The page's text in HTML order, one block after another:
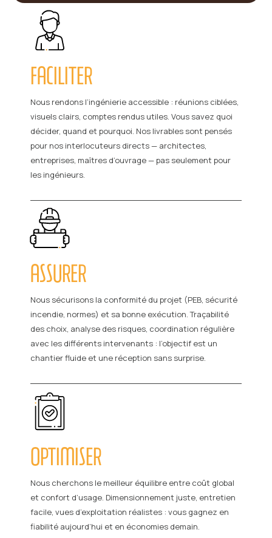
FACILITER
Nous rendons l’ingénierie accessible : réunions ciblées,
visuels clairs, comptes rendus utiles. Vous savez quoi
décider, quand et pourquoi. Nos livrables sont pensés
pour nos interlocuteurs directs — architectes,
entreprises, maîtres d’ouvrage — pas seulement pour
les ingénieurs.
ASSURER
Nous sécurisons la conformité du projet (PEB, sécurité
incendie, normes) et sa bonne exécution. Traçabilité
des choix, analyse des risques, coordination régulière
avec les différents intervenants : l’objectif est un
chantier fluide et une réception sans surprise.
OPTIMISER
Nous cherchons le meilleur équilibre entre coût global
et confort d’usage. Dimensionnement juste, entretien
facile, vues d’exploitation réalistes : vous gagnez en
fiabilité aujourd’hui et en économies demain.